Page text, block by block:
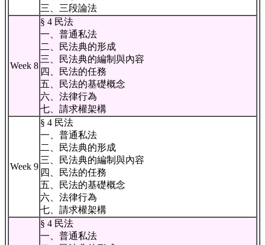
三、三段論法
Week 8
§ 4 民法
一、普通私法
二、民法典的形成
三、民法典的編制與內容
四、民法的任務
五、民法的基礎概念
六、法律行為
七、請求權架構
Week 9
§ 4 民法
一、普通私法
二、民法典的形成
三、民法典的編制與內容
四、民法的任務
五、民法的基礎概念
六、法律行為
七、請求權架構
§ 4 民法
一、普通私法